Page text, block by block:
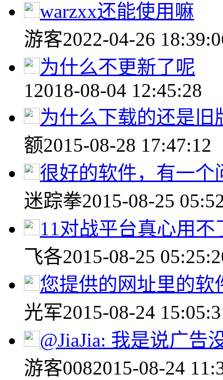
warzxx还能使用嘛
游客2022-04-26
为什么不更新了呢
12018-08-04 12:45:28
为什么下载的还是旧
额2015-08-28 17:47:12
很好的软件，有一个
迷踪拳2015-08-25
11对战平台真心用不
飞各2015-08-25
您提供的网址里的软
光军2015-08-24
@JiaJia: 我是说广告
游客0082015-08-24